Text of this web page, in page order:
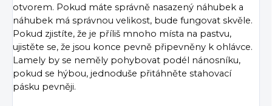
otvorem. Pokud máte správně nasazený náhubek a
náhubek má správnou velikost, bude fungovat skvěle.
Pokud zjistíte, že je příliš mnoho místa na pastvu,
ujistěte se, že jsou konce pevně připevněny k ohlávce.
Lamely by se neměly pohybovat podél nánosníku,
pokud se hýbou, jednoduše přitáhněte stahovací
pásku pevněji.